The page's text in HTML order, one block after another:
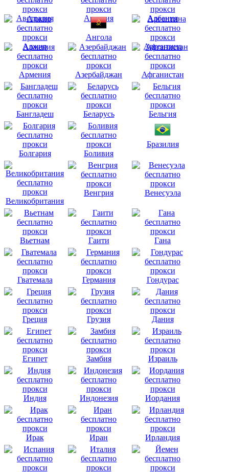
Австралия Австрия Албания
Алжир
Ангола
Аргентина
Армения Азербайджан Афганистан
Бангладеш Беларусь Бельгия
Болгария Боливия
Бразилия
Великобритания
Венгрия Венесуэла
Вьетнам Гаити Гана
Гватемала Германия Гондурас
Греция Грузия Дания
Египет Замбия Израиль
Индия Индонезия Иордания
Ирак Иран Ирландия